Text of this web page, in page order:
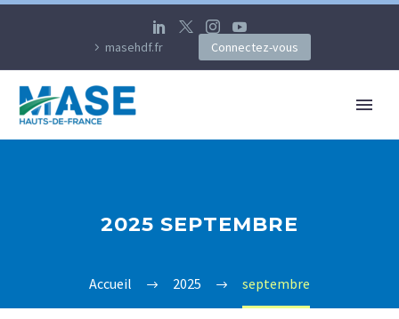
masehdf.fr Connectez-vous
2025 SEPTEMBRE
Accueil 2025 septembre